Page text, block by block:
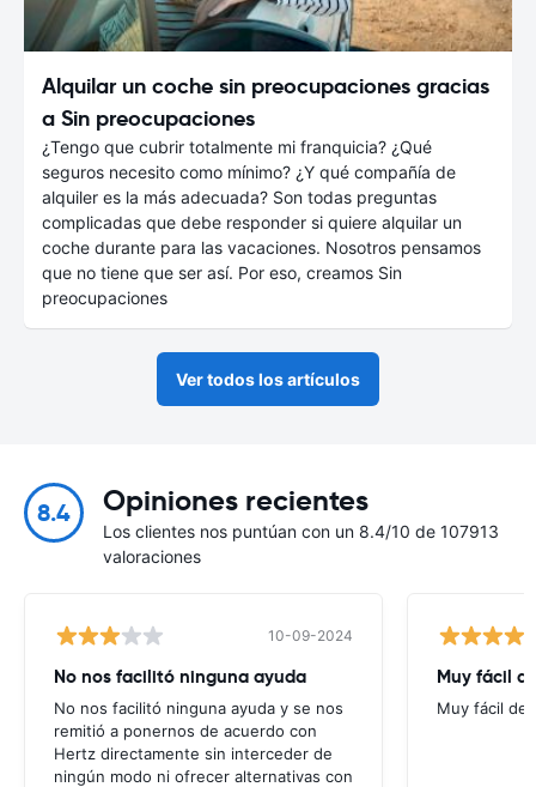
Alquilar un coche sin preocupaciones gracias
a Sin preocupaciones
¿Tengo que cubrir totalmente mi franquicia? ¿Qué
seguros necesito como mínimo? ¿Y qué compañía de
alquiler es la más adecuada? Son todas preguntas
complicadas que debe responder si quiere alquilar un
coche durante para las vacaciones. Nosotros pensamos
que no tiene que ser así. Por eso, creamos Sin
preocupaciones
Ver todos los artículos
8.4 Opiniones recientes
Los clientes nos puntúan con un 8.4/10 de 107913
valoraciones
10-09-2024
No nos facilitó ninguna ayuda
No nos facilitó ninguna ayuda y se nos
remitió a ponernos de acuerdo con
Hertz directamente sin interceder de
ningún modo ni ofrecer alternativas con
Muy fácil
Muy fácil de